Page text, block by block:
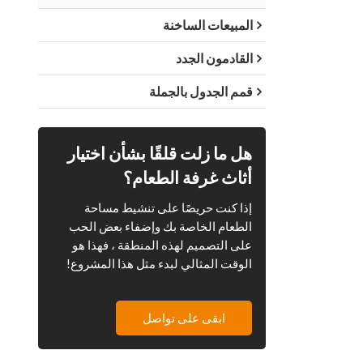
المبيعات الساخنة
القادمون الجدد
قمم الجدول بالجملة
هل ما زلت قلقًا بشأن اختيار
أثاث غرفة الطعام؟
إذا كنت حريصًا على تنشيط مساحة
الطعام الخاصة بك وإضفاء بعض الحب
على التصميم لهذه المنطقة ، فهذا هو
الوقت المثالي لبدء مثل هذا المشروع!
ابقى على تواصل